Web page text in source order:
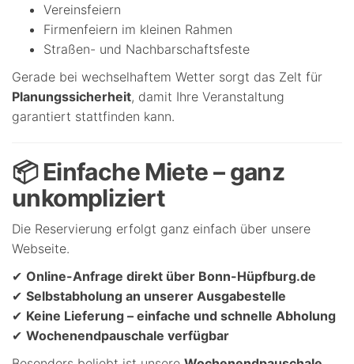
Vereinsfeiern
Firmenfeiern im kleinen Rahmen
Straßen- und Nachbarschaftsfeste
Gerade bei wechselhaftem Wetter sorgt das Zelt für
Planungssicherheit, damit Ihre Veranstaltung
garantiert stattfinden kann.
📦 Einfache Miete – ganz
unkompliziert
Die Reservierung erfolgt ganz einfach über unsere
Webseite.
✔ Online-Anfrage direkt über Bonn-Hüpfburg.de
✔ Selbstabholung an unserer Ausgabestelle
✔ Keine Lieferung – einfache und schnelle Abholung
✔ Wochenendpauschale verfügbar